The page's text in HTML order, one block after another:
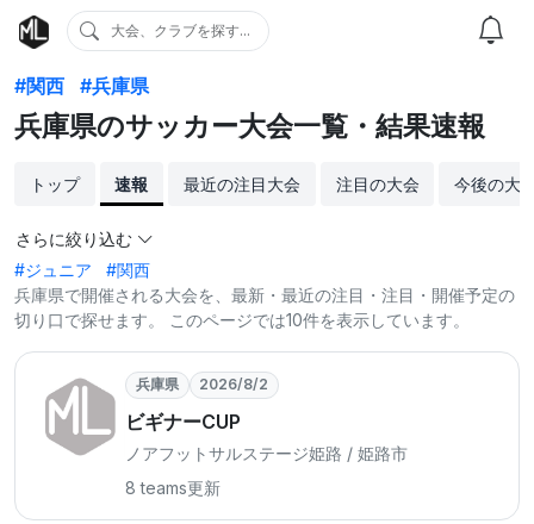
大会、クラブを探す...
#関西 #兵庫県
兵庫県のサッカー大会一覧・結果速報
トップ 速報 最近の注目大会 注目の大会 今後の大
さらに絞り込む
#ジュニア
#関西
兵庫県で開催される大会を、最新・最近の注目・注目・開催予定の
切り口で探せます。 このページでは10件を表示しています。
兵庫県 2026/8/2
ビギナーCUP
ノアフットサルステージ姫路 / 姫路市
8 teams更新